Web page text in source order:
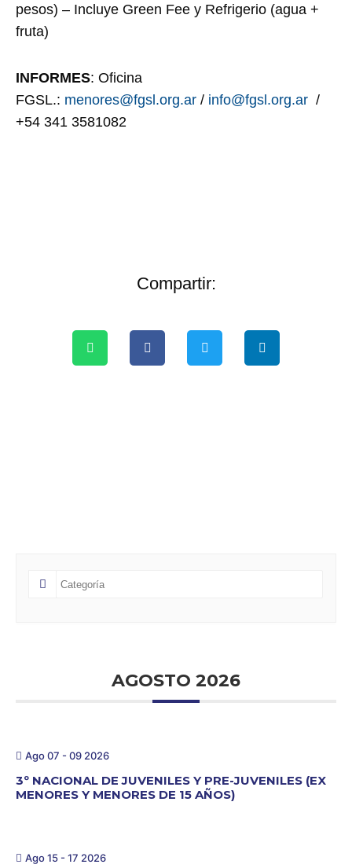
pesos) – Incluye Green Fee y Refrigerio (agua +
fruta)
INFORMES: Oficina
FGSL.: menores@fgsl.org.ar / info@fgsl.org.ar /
+54 341 3581082
Compartir:
AGOSTO 2026
Ago 07 - 09 2026
3º NACIONAL DE JUVENILES Y PRE-JUVENILES (EX
MENORES Y MENORES DE 15 AÑOS)
Ago 15 - 17 2026